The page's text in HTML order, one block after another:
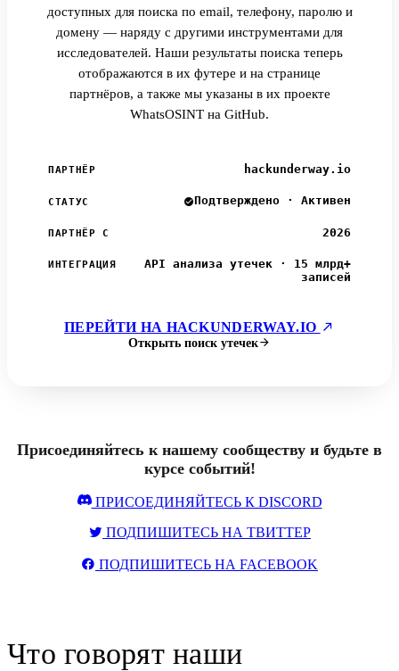
доступных для поиска по email, телефону, паролю и
домену — наряду с другими инструментами для
исследователей. Наши результаты поиска теперь
отображаются в их футере и на странице
партнёров, а также мы указаны в их проекте
WhatsOSINT на GitHub.
ПАРТНЁР hackunderway.io
СТАТУС Подтверждено · Активен
ПАРТНЁР С 2026
ИНТЕГРАЦИЯ
API анализа утечек · 15 млрд+
записей
ПЕРЕЙТИ НА HACKUNDERWAY.IO
Открыть поиск утечек
Присоединяйтесь к нашему сообществу и будьте в
курсе событий!
ПРИСОЕДИНЯЙТЕСЬ К DISCORD
ПОДПИШИТЕСЬ НА ТВИТТЕР
ПОДПИШИТЕСЬ НА FACEBOOK
Что говорят наши